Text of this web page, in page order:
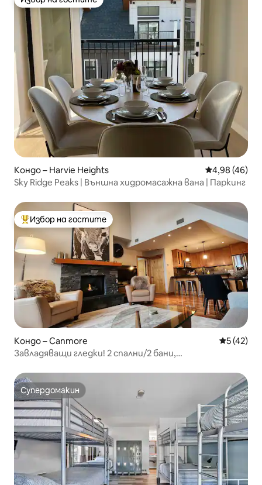
Избор на гостите
Кондо – Harvie Heights Средна
4,98 (46)
Sky Ridge Peaks | Външна хидромасажна вана | Паркинг
Най-популярен избор на гостите
Избор на гостите
Кондо – Canmore Средна
5 (42)
Завладяващи гледки! 2 спални/2 бани,
Супердомакин
Супердомакин